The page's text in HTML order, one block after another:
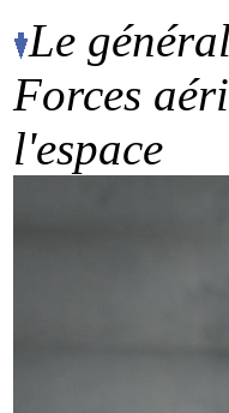
Le
Forces
l'espace